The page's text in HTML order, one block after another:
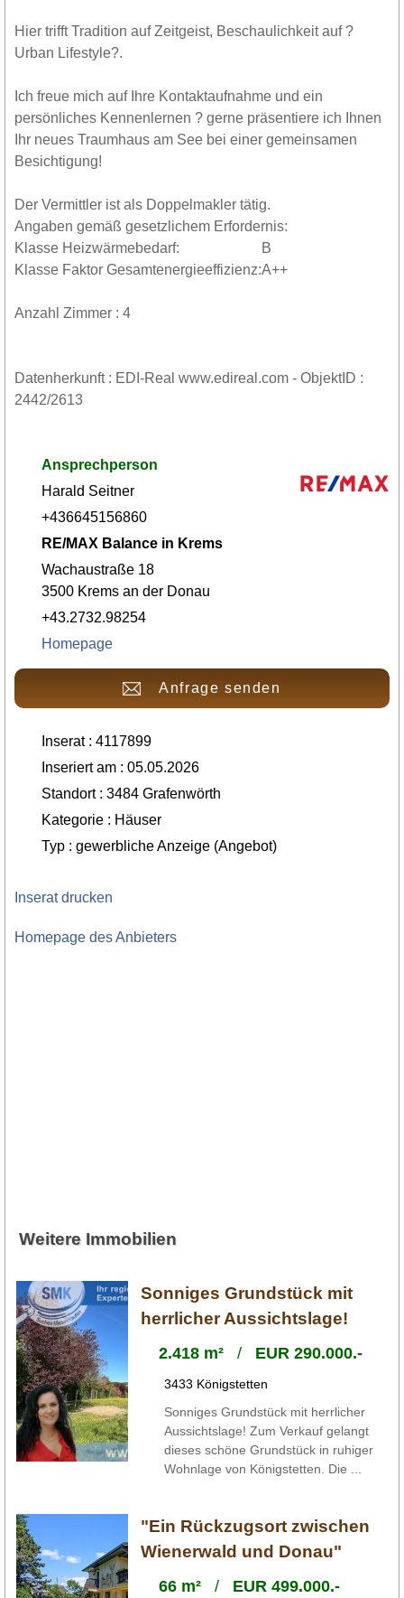
Hier trifft Tradition auf Zeitgeist, Beschaulichkeit auf ?
Urban Lifestyle?.
Ich freue mich auf Ihre Kontaktaufnahme und ein
persönliches Kennenlernen ? gerne präsentiere ich Ihnen
Ihr neues Traumhaus am See bei einer gemeinsamen
Besichtigung!
Der Vermittler ist als Doppelmakler tätig.
Angaben gemäß gesetzlichem Erfordernis:
Klasse Heizwärmebedarf:
B
Klasse Faktor Gesamtenergieeffizienz:A++
Anzahl Zimmer : 4
Datenherkunft : EDI-Real www.edireal.com - ObjektID :
2442/2613
Ansprechperson
Harald Seitner
+436645156860
RE/MAX Balance in Krems
Wachaustraße 18
3500 Krems an der Donau
+43.2732.98254
Homepage
Anfrage senden
Inserat : 4117899
Inseriert am : 05.05.2026
Standort : 3484 Grafenwörth
Kategorie : Häuser
Typ : gewerbliche Anzeige (Angebot)
Inserat drucken
Homepage des Anbieters
Weitere Immobilien
Sonniges Grundstück mit
herrlicher Aussichtslage!
2.418 m²/ EUR 290.000.-
3433 Königstetten
Sonniges Grundstück mit herrlicher
Aussichtslage! Zum Verkauf gelangt
dieses schöne Grundstück in ruhiger
Wohnlage von Königstetten. Die ...
"Ein Rückzugsort zwischen
Wienerwald und Donau"
66 m²/ EUR 499.000.-